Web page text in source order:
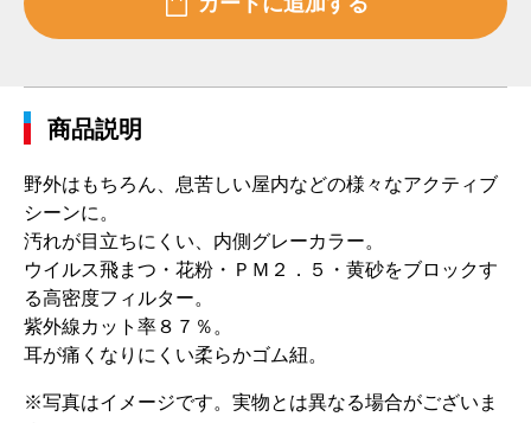
商品説明
野外はもちろん、息苦しい屋内などの様々なアクティブ
シーンに。
汚れが目立ちにくい、内側グレーカラー。
ウイルス飛まつ・花粉・ＰＭ２．５・黄砂をブロックす
る高密度フィルター。
紫外線カット率８７％。
耳が痛くなりにくい柔らかゴム紐。
※写真はイメージです。実物とは異なる場合がございま